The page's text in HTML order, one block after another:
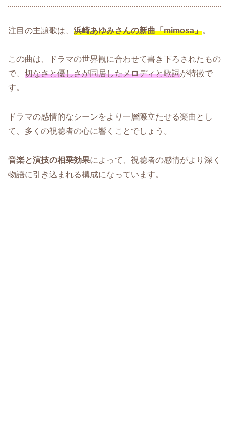
注目の主題歌は、 浜崎あゆみさんの新曲「mimosa」。
この曲は、ドラマの世界観に合わせて書き下ろされたもの
で、 切なさと優しさが同居したメロディと歌詞が特徴で
す。
ドラマの感情的なシーンをより一層際立たせる楽曲とし
て、多くの視聴者の心に響くことでしょう。
音楽と演技の相乗効果によって、視聴者の感情がより深く
物語に引き込まれる構成になっています。